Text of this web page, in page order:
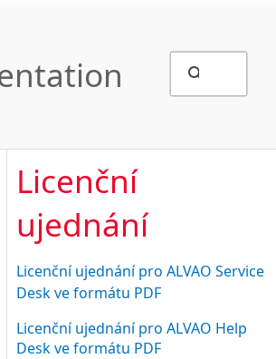
Licenční
ujednání
Licenční ujednání pro ALVAO Service
Desk ve formátu PDF
Licenční ujednání pro ALVAO Help
Desk ve formátu PDF